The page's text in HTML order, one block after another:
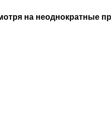
на неоднократные